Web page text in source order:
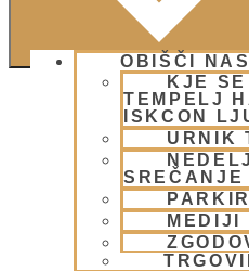
OBIŠČI NAS
KJE
TEMPELJ
ISKCON
URNIK
SREČANJE
MEDIJI